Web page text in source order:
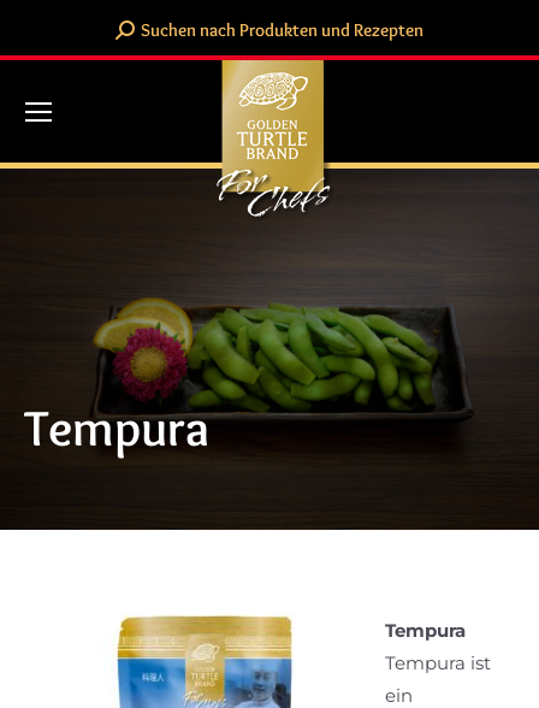
Search:
Suchen nach Produkten und Rezepten
Tempura
Tempura
Tempura ist
ein